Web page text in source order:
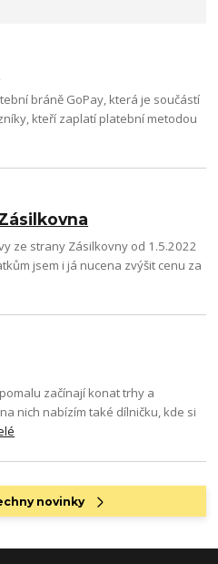
bráně GoPay, která je součástí
kteří zaplatí platební metodou
ze strany Zásilkovny od 1.5.2022
jsem i já nucena zvýšit cenu za
začínají konat trhy a
nich nabízím také dílničku, kde si
novinky